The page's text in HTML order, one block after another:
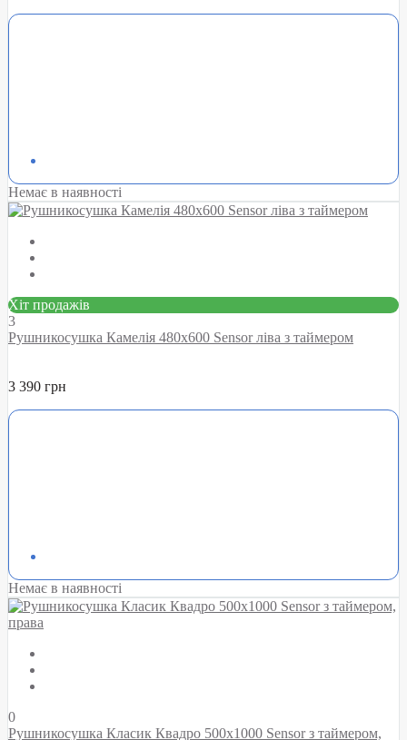
Немає в наявності
Хіт продажів
3
Рушникосушка Камелія 480х600 Sensor ліва з таймером
3 390 грн
Немає в наявності
0
Рушникосушка Класик Квадро 500х1000 Sensor з таймером,